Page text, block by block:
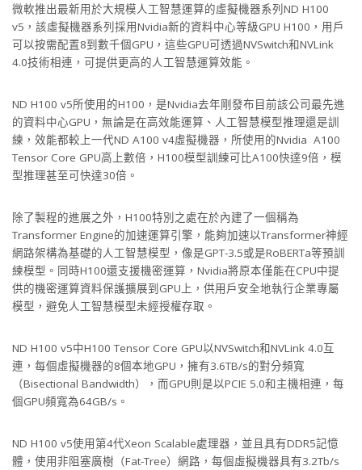
微軟推出最新用於大規模人工智慧運算的虛擬機器系列ND H100
v5，該虛擬機器系列採用Nvidia新的資料中心等級GPU H100，用戶
可以按需配置8到數千個GPU，這些GPU可透過NVSwitch和NVLink
4.0技術相連，可提供更高的人工智慧運算效能。
ND H100 v5所使用的H100，是Nvidia去年剛發布目前該公司最先進
的資料中心GPU，無論是在高效能運算、人工智慧模型推理還是訓
練，效能都較上一代ND A100 v4虛擬機器，所使用的Nvidia A100
Tensor Core GPU高上數倍，H100模型訓練可比A100快達9倍，模
型推理甚至可快達30倍。
除了製程的進展之外，H100特別之處在於內建了一個稱為
Transformer Engine的加速運算引擎，能夠加速以Transformer神經
網路架構為基礎的人工智慧模型，像是GPT-3.5或是RoBERTa等預訓
練模型。同時H100還支援機密運算，Nvidia將原本僅能在CPU中提
供的機密運算資料保護擴展到GPU上，供用戶安全地執行企業專屬
模型，避免人工智慧模型未經授權存取。
ND H100 v5中H100 Tensor Core GPU以NVSwitch和NVLink 4.0互
連，每個虛擬機器的8個本地GPU，擁有3.6TB/s的對分頻寬
（Bisectional Bandwidth），而GPU則是以PCIE 5.0和主機相連，每
個GPU頻寬為64GB/s。
ND H100 v5使用第4代Xeon Scalable處理器，並且具有DDR5記憶
體，使用非阻塞廣樹（Fat-Tree）網路，每個虛擬機器具有3.2Tb/s